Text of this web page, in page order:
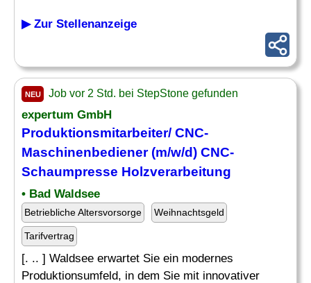
▶ Zur Stellenanzeige
NEU Job vor 2 Std. bei StepStone gefunden
expertum GmbH
Produktionsmitarbeiter/ CNC-
Maschinenbediener(m/w/d) CNC-
Schaumpresse Holzverarbeitung
• Bad Waldsee
Betriebliche Altersvorsorge Weihnachtsgeld
Tarifvertrag
[. .. ] Waldsee erwartet Sie ein modernes
Produktionsumfeld, in dem Sie mit innovativer